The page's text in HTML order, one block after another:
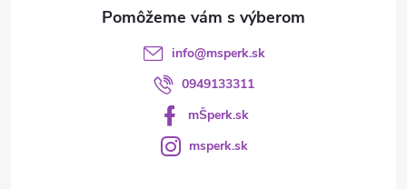
info@msperk.sk
0949133311
mŠperk.sk
msperk.sk